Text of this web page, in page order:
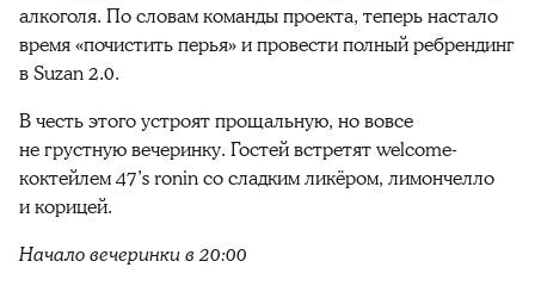
алкоголя. По словам команды проекта, теперь настало
время «почистить перья» и провести полный ребрендинг
в Suzan 2.0.
В честь этого устроят прощальную, но вовсе
не грустную вечеринку. Гостей встретят welcome-
коктейлем 47’s ronin со сладким ликёром, лимончелло
и корицей.
Начало вечеринки в 20:00